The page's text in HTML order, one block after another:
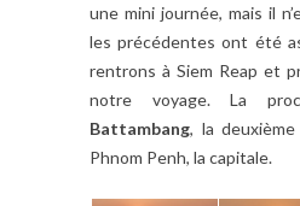
une mini journée, mais il
les précédentes ont été
rentrons à Siem Reap et
notre voyage. La
Battambang, la
Phnom Penh, la capitale.